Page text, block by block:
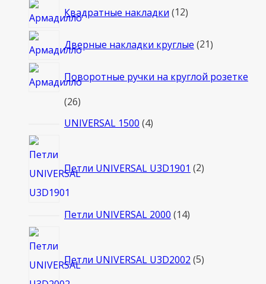
Квадратные накладки 1212
Дверные накладки круглые 2121
Поворотные ручки на круглой розетке
2626
товаров
UNIVERSAL 1500 44
Петли UNIVERSAL U3D1901 2товара
Петли UNIVERSAL 2000 1414
Петли UNIVERSAL U3D2002 5товаров